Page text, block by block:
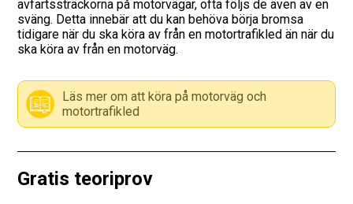
Prov
Körkortsresan
Vägmärkesspelet
Körkortsteori
avfartssträckorna på motorvägar, ofta följs de även av en
sväng. Detta innebär att du kan behöva börja bromsa
tidigare när du ska köra av från en motortrafikled än när du
ska köra av från en motorväg.
Läs mer om att köra på motorväg och
motortrafikled
Gratis teoriprov